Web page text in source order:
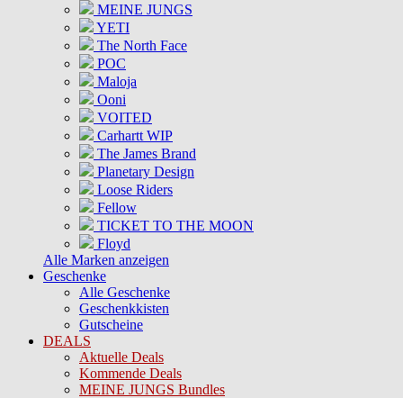
MEINE JUNGS
YETI
The North Face
POC
Maloja
Ooni
VOITED
Carhartt WIP
The James Brand
Planetary Design
Loose Riders
Fellow
TICKET TO THE MOON
Floyd
Alle Marken anzeigen
Geschenke
Alle Geschenke
Geschenkkisten
Gutscheine
DEALS
Aktuelle Deals
Kommende Deals
MEINE JUNGS Bundles